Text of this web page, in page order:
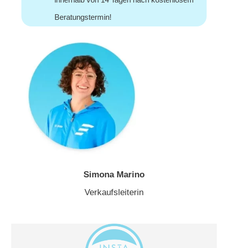
Beratungstermin!
Simona Marino
Verkaufsleiterin